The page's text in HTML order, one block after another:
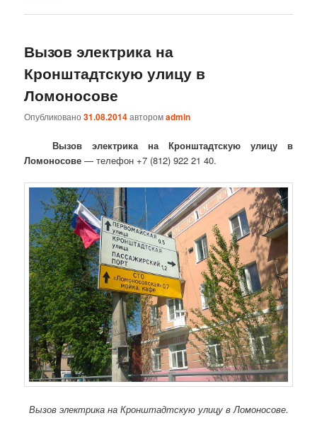
Вызов электрика на
Кронштадтскую улицу в
Ломоносове
Опубликовано31.08.2014авторомadmin
Вызов электрика на Кронштадтскую улицу в
Ломоносове — телефон +7 (812) 922 21 40.
Вызов электрика на Кронштадтскую улицу в Ломоносове.